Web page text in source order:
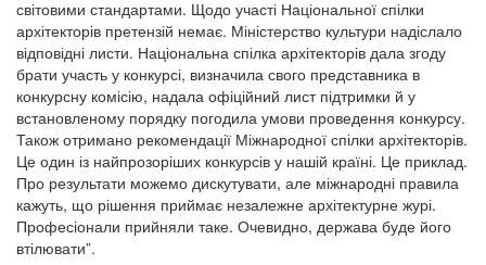
світовими стандартами. Щодо участі Національної спілки
архітекторів претензій немає. Міністерство культури надіслало
відповідні листи. Національна спілка архітекторів дала згоду
брати участь у конкурсі, визначила свого представника в
конкурсну комісію, надала офіційний лист підтримки й у
встановленому порядку погодила умови проведення конкурсу.
Також отримано рекомендації Міжнародної спілки архітекторів.
Це один із найпрозоріших конкурсів у нашій країні. Це приклад.
Про результати можемо дискутувати, але міжнародні правила
кажуть, що рішення приймає незалежне архітектурне журі.
Професіонали прийняли таке. Очевидно, держава буде його
втілювати”.